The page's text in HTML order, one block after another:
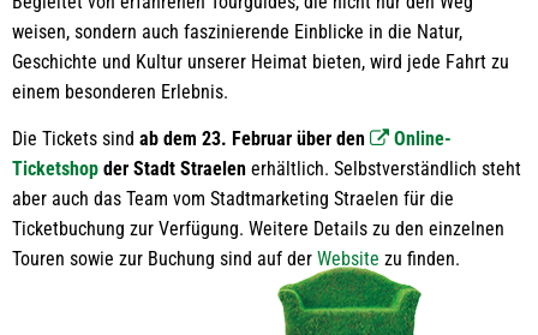
weisen, sondern auch faszinierende Einblicke in die Natur,
Geschichte und Kultur unserer Heimat bieten, wird jede Fahrt zu
einem besonderen Erlebnis.
Die Tickets sind ab dem 23. Februar über den
Online-
Ticketshop der Stadt Straelen erhältlich. Selbstverständlich steht
aber auch das Team vom Stadtmarketing Straelen für die
Ticketbuchung zur Verfügung. Weitere Details zu den einzelnen
Touren sowie zur Buchung sind auf der Website zu finden.